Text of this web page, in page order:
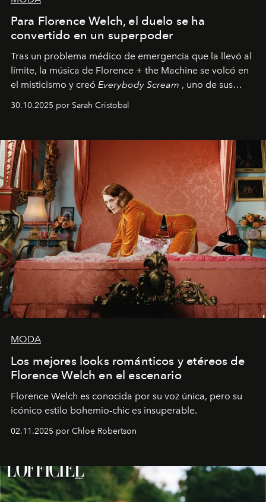
Para Florence Welch, el duelo se ha
convertido en un superpoder
Tras un problema médico de emergencia que la llevó al
límite, la música de Florence + the Machine se volcó en
el misticismo y creó Everybody Scream , uno de sus
álbumes más profundos hasta la fecha.
30.10.2025 por Sarah Cristobal
MODA
Los mejores looks románticos y etéreos de
Florence Welch en el escenario
Florence Welch es conocida por su voz única, pero su
icónico estilo bohemio-chic es insuperable.
02.11.2025 por Chloe Robertson